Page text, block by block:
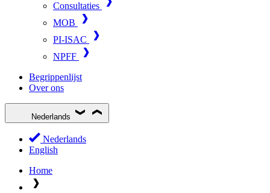
Consultaties
MOB
PI-ISAC
NPFF
Begrippenlijst
Over ons
Nederlands
Nederlands
English
Home